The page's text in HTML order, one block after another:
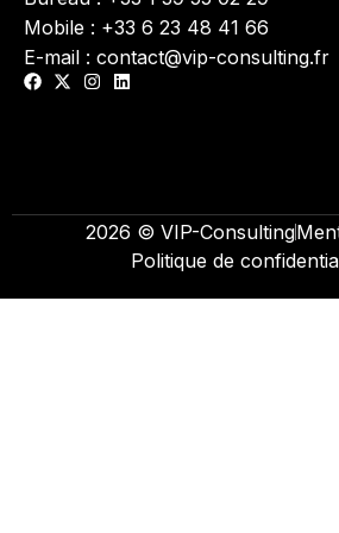
Mobile : +33 6 23 48 41 66
E-mail : contact@vip-consulting.fr
2026 © VIP-Consulting
Politique de